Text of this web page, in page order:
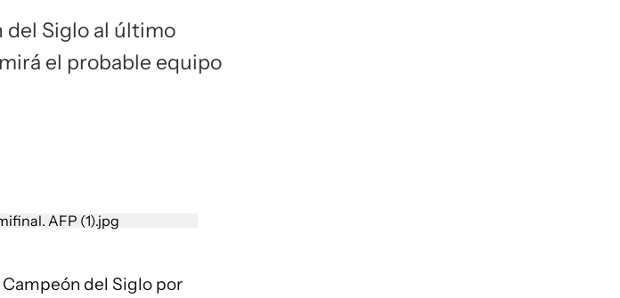
del Siglo al último
el probable equipo
Campeón del Siglo por